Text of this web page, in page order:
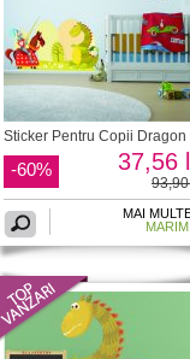
Sticker Pentru Copii Dragon
-60% 37,56
MAI